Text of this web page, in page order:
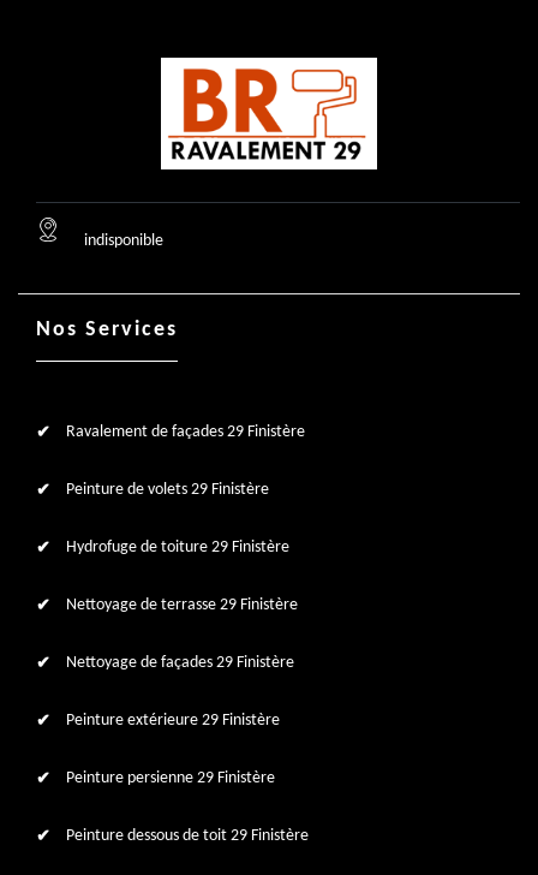
indisponible
Nos Services
Ravalement de façades 29 Finistère
Peinture de volets 29 Finistère
Hydrofuge de toiture 29 Finistère
Nettoyage de terrasse 29 Finistère
Nettoyage de façades 29 Finistère
Peinture extérieure 29 Finistère
Peinture persienne 29 Finistère
Peinture dessous de toit 29 Finistère